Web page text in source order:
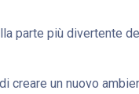
parte più divertente
creare un nuovo